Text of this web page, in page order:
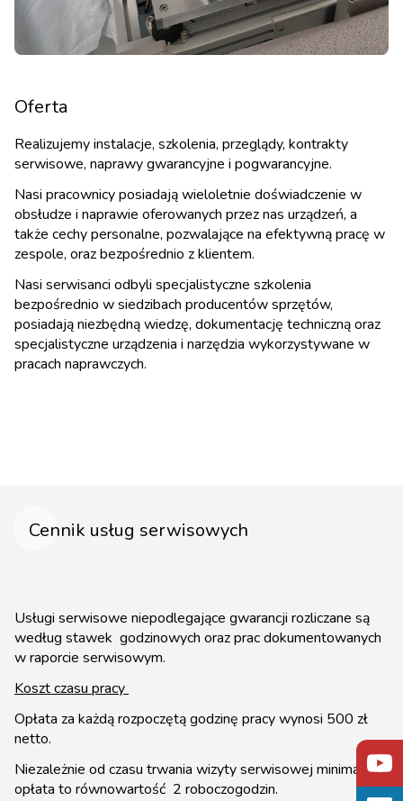
Oferta
Realizujemy instalacje, szkolenia, przeglądy, kontrakty
serwisowe, naprawy gwarancyjne i pogwarancyjne.
Nasi pracownicy posiadają wieloletnie doświadczenie w
obsłudze i naprawie oferowanych przez nas urządzeń, a
także cechy personalne, pozwalające na efektywną pracę w
zespole, oraz bezpośrednio z klientem.
Nasi serwisanci odbyli specjalistyczne szkolenia
bezpośrednio w siedzibach producentów sprzętów,
posiadają niezbędną wiedzę, dokumentację techniczną oraz
specjalistyczne urządzenia i narzędzia wykorzystywane w
pracach naprawczych.
Cennik usług serwisowych
Usługi serwisowe niepodlegające gwarancji rozliczane są
według stawek godzinowych oraz prac dokumentowanych
w raporcie serwisowym.
Koszt czasu pracy
Opłata za każdą rozpoczętą godzinę pracy wynosi 500 zł
netto.
Niezależnie od czasu trwania wizyty serwisowej minimalna
opłata to równowartość 2 roboczogodzin.